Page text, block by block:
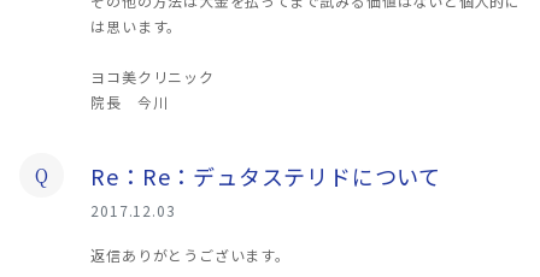
は思います。
ヨコ美クリニック
院長 今川
Q Re：Re：デュタステリドについて
2017.12.03
返信ありがとうございます。